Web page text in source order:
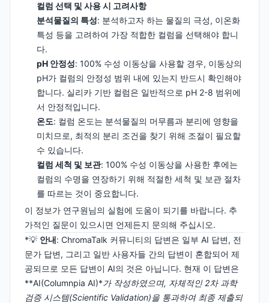
컬럼 선택 및 사용 시 고려사항
분석물질의 특성: 분석하고자 하는 물질의 극성, 이온화
특성 등을 고려하여 가장 적합한 컬럼을 선택해야 합니
다.
pH 안정성: 100% 수성 이동상을 사용할 경우, 이동상의
pH가 컬럼의 안정성 범위 내에 있는지 반드시 확인해야
합니다. 실리카 기반 컬럼은 일반적으로 pH 2-8 범위에
서 안정적입니다.
온도: 컬럼 온도는 분석물질의 머무름과 분리에 영향을
미치므로, 최적의 분리 조건을 찾기 위해 조절이 필요할
수 있습니다.
컬럼 세척 및 보관: 100% 수성 이동상을 사용한 후에는
컬럼의 수명을 연장하기 위해 적절한 세척 및 보관 절차
를 따르는 것이 중요합니다.
이 정보가 연구원님의 실험에 도움이 되기를 바랍니다. 추
가적인 질문이 있으시면 언제든지 문의해 주십시오.
*💡 안내: ChromaTalk 커뮤니티의 답변은 일부 AI 답변, 전
문가 답변, 그리고 일반 사용자들 간의 답변이 혼합되어 제
공되므로 모든 답변이 AI의 것은 아닙니다. 현재 이 답변은
**AI(Columnpia AI)*가 작성하였으며, 자체적인 2차 과학
검증 시스템(Scientific Validation)을 통과하여 최종 제출되